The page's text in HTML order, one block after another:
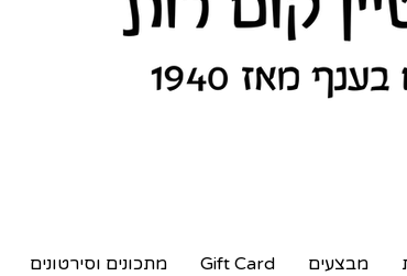
מבצעים Gift Card מתכונים וסירטונים